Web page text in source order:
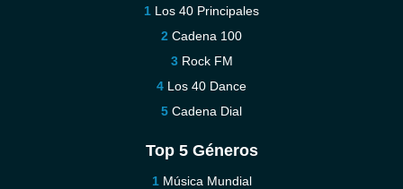
Los 40 Principales
Cadena 100
Rock FM
Los 40 Dance
Cadena Dial
Top 5 Géneros
Música Mundial